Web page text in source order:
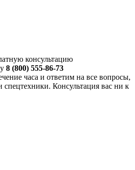
консультацию
8 (800) 555-86-73
часа и ответим на все вопросы,
спецтехники. Консультация вас ни к